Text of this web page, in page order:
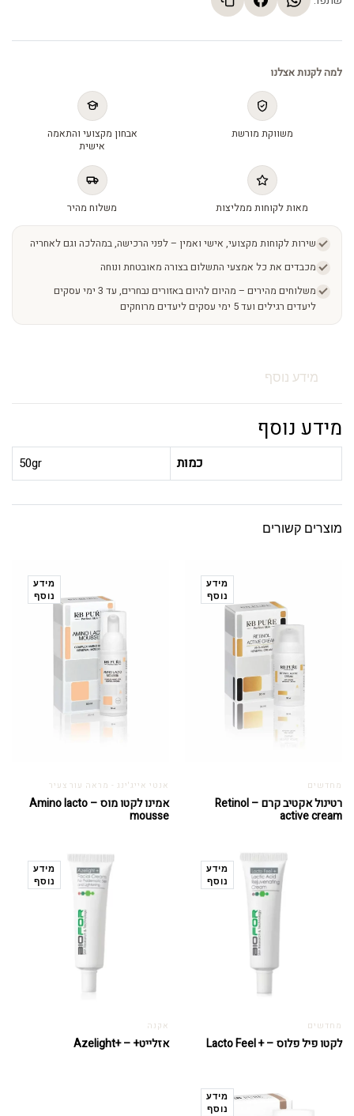
למה לקנות אצלנו
משווקת מורשת
אבחון מקצועי והתאמה
אישית
מאות לקוחות ממליצות משלוח מהיר
שירות לקוחות מקצועי, אישי ואמין – לפני הרכישה, במהלכה וגם לאחריה
מכבדים את כל אמצעי התשלום בצורה מאובטחת ונוחה
משלוחים מהירים – מהיום להיום באזורים נבחרים, עד 3 ימי עסקים
ליעדים רגילים ועד 5 ימי עסקים ליעדים מרוחקים
מידע נוסף
מידע נוסף
כמות 50gr
מוצרים קשורים
מידע
נוסף
מחדשים
רטינול אקטיב קרם – Retinol
active cream
מידע
נוסף
אנטי אייג'ינג - מראה עור צעיר
אמינו לקטו מוס – Amino lacto
mousse
מידע
נוסף
מחדשים
לקטו פיל פלוס – + Lacto Feel
מידע
נוסף
אקנה
אזלייט+ – +Azelight
מידע
נוסף